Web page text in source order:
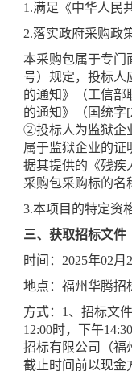
1.满足《中华人民
2.落实政府采购政
本采购包属于专门
号）规定，投标人
的通知》（工信部
的通知》（国统字
②投标人为监狱企
属于监狱企业的
据其提供的《残疾
采购包采购标的名
3.本项目的特定资
三、获取招标文件
时间：2025年02
地点：福州华腾招
方式：1、招标文
12:00时，下午
招标有限公司（福
截止时间前以现金